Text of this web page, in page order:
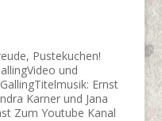
Pustekuchen!
und
Ernst
Karner und Jana
Zum Youtube Kanal